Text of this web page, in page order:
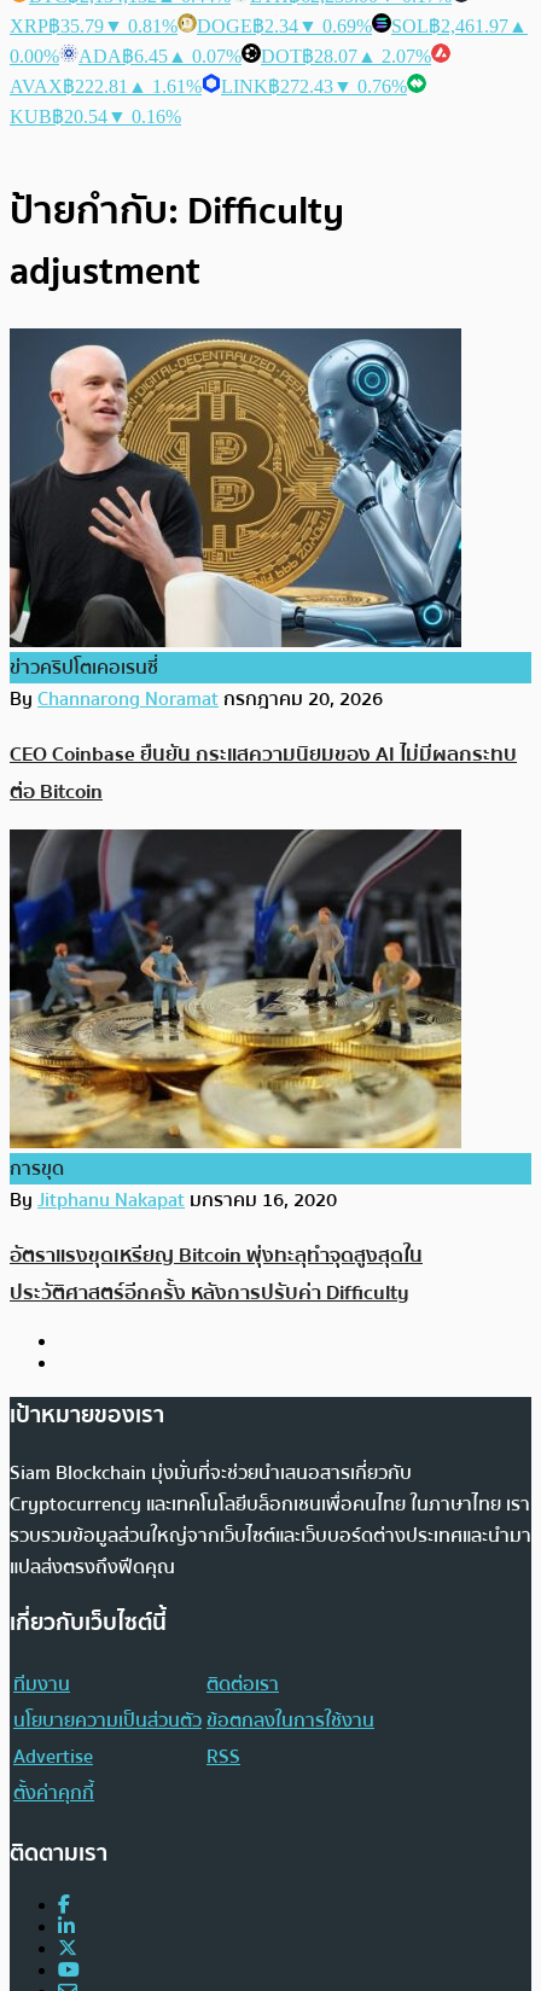
XRP฿35.79▼ 0.81% DOGE฿2.34▼ 0.69% SOL฿2,461.97 ▲
0.00%
ADA฿6.45 ▲ 0.07% DOT฿28.07 ▲ 2.07%
AVAX฿222.81 ▲ 1.61% LINK฿272.43▼ 0.76%
KUB฿20.54▼ 0.16%
ป้ายกำกับ: Difficulty
adjustment
ข่าวคริปโตเคอเรนซี่
ByChannarong Noramatกรกฎาคม 20, 2026
CEO Coinbase ยืนยัน กระแสความนิยมของ AI ไม่มีผลกระทบ
ต่อ Bitcoin
การขุด
ByJitphanu Nakapatมกราคม 16, 2020
อัตราแรงขุดเหรียญ Bitcoin พุ่งทะลุทำจุดสูงสุดใน
ประวัติศาสตร์อีกครั้ง หลังการปรับค่า Difficulty
เป้าหมายของเรา
Siam Blockchain มุ่งมั่นที่จะช่วยนำเสนอสารเกี่ยวกับ
Cryptocurrency และเทคโนโลยีบล็อกเชนเพื่อคนไทย ในภาษาไทย เรา
รวบรวมข้อมูลส่วนใหญ่จากเว็บไซต์และเว็บบอร์ดต่างประเทศและนำมา
แปลส่งตรงถึงฟีดคุณ
เกี่ยวกับเว็บไซต์นี้
ทีมงาน
ติดต่อเรา
นโยบายความเป็นส่วนตัวข้อตกลงในการใช้งาน
Advertise
RSS
ตั้งค่าคุกกี้
ติดตามเรา